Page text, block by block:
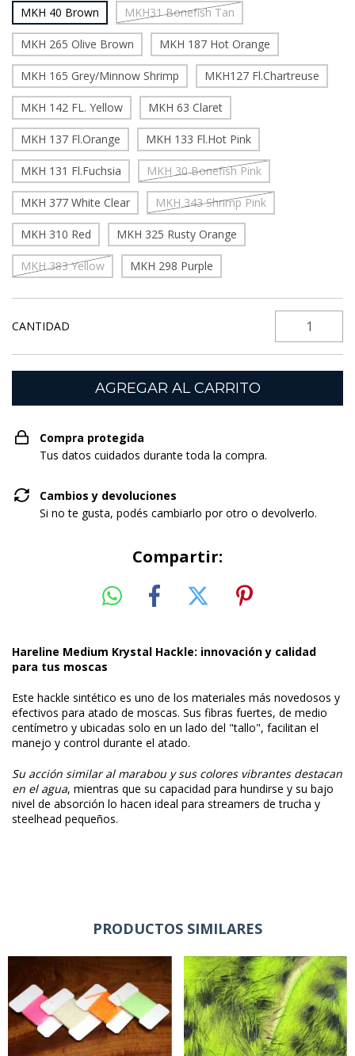
MKH 40 Brown
MKH31 Bonefish Tan
MKH 265 Olive Brown MKH 187 Hot Orange
MKH 165 Grey/Minnow Shrimp MKH127 Fl.Chartreuse
MKH 142 FL. Yellow MKH 63 Claret
MKH 137 Fl.Orange MKH 133 Fl.Hot Pink
MKH 131 Fl.Fuchsia MKH 30 Bonefish Pink
MKH 377 White Clear MKH 343 Shrimp Pink
MKH 310 Red MKH 325 Rusty Orange
MKH 383 Yellow MKH 298 Purple
CANTIDAD
Compra protegida
Tus datos cuidados durante toda la compra.
Cambios y devoluciones
Si no te gusta, podés cambiarlo por otro o devolverlo.
Compartir:
Hareline Medium Krystal Hackle: innovación y calidad
para tus moscas
Este hackle sintético es uno de los materiales más novedosos y
efectivos para atado de moscas. Sus fibras fuertes, de medio
centímetro y ubicadas solo en un lado del "tallo", facilitan el
manejo y control durante el atado.
Su acción similar al marabou y sus colores vibrantes destacan
en el agua, mientras que su capacidad para hundirse y su bajo
nivel de absorción lo hacen ideal para streamers de trucha y
steelhead pequeños.
PRODUCTOS SIMILARES